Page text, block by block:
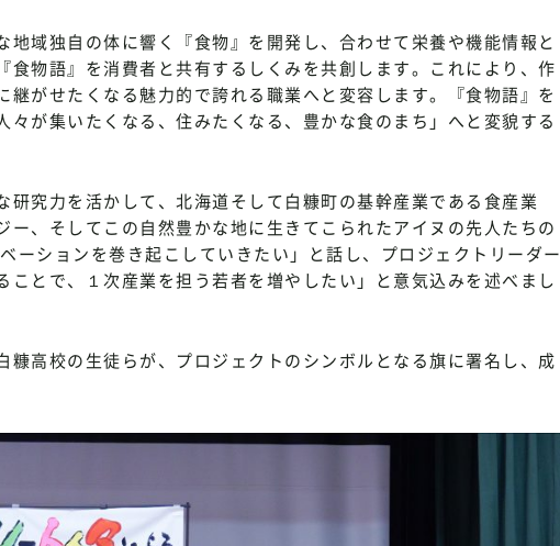
域独自の体に響く『食物』を開発し、合わせて栄養や機能情報と
物語』を消費者と共有するしくみを共創します。これにより、作
がせたくなる魅力的で誇れる職業へと変容します。『食物語』を
が集いたくなる、住みたくなる、豊かな食のまち」へと変貌する
究力を活かして、北海道そして白糠町の基幹産業である食産業
、そしてこの自然豊かな地に生きてこられたアイヌの先人たちの
ーションを巻き起こしていきたい」と話し、プロジェクトリーダー
とで、１次産業を担う若者を増やしたい」と意気込みを述べまし
高校の生徒らが、プロジェクトのシンボルとなる旗に署名し、成